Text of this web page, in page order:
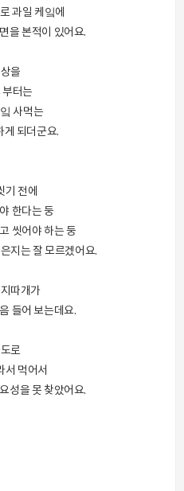
과일 케잌에
을 본적이 있어요.
을
부터는
사먹는
게 되더군요.
기 전에
한다는 둥
씻어야 하는 둥
지는 잘 모르겠어요.
따개가
들어 보는데요.
로
서 먹어서
성을 못 찾았어요.